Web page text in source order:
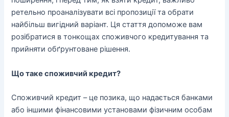
ретельно проаналізувати всі пропозиції та обрати
найбільш вигідний варіант. Ця стаття допоможе вам
розібратися в тонкощах споживчого кредитування та
прийняти обґрунтоване рішення.
Що таке споживчий кредит?
Споживчий кредит – це позика, що надається банками
або іншими фінансовими установами фізичним особам